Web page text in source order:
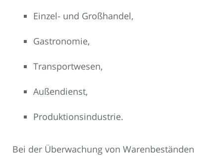
Einzel- und Großhandel,
Gastronomie,
Transportwesen,
Außendienst,
Produktionsindustrie.
Bei der Überwachung von Warenbeständen